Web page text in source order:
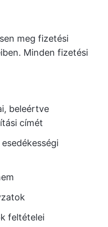
meg fizetési
Minden fizetési
beleértve
címét
feltételei